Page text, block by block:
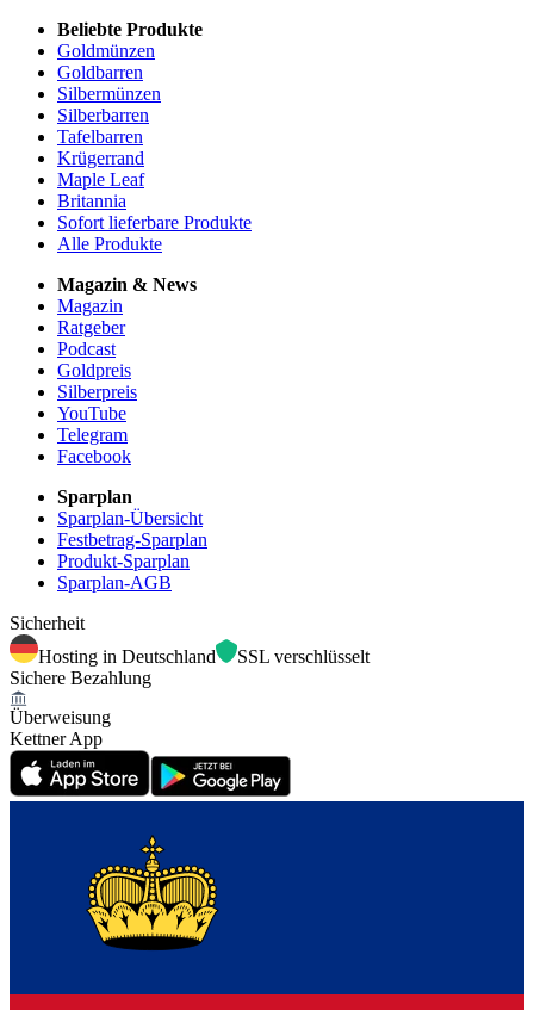
Beliebte Produkte
Goldmünzen
Goldbarren
Silbermünzen
Silberbarren
Tafelbarren
Krügerrand
Maple Leaf
Britannia
Sofort lieferbare Produkte
Alle Produkte
Magazin & News
Magazin
Ratgeber
Podcast
Goldpreis
Silberpreis
YouTube
Telegram
Facebook
Sparplan
Sparplan-Übersicht
Festbetrag-Sparplan
Produkt-Sparplan
Sparplan-AGB
Sicherheit
Hosting in Deutschland
SSL verschlüsselt
Sichere Bezahlung
Überweisung
Kettner App